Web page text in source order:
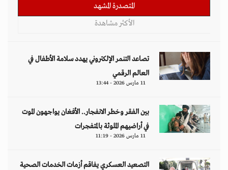
المتصدرة المشهد
الأكثر مشاهدة
تصاعد التنمر الإلكتروني يهدد سلامة الأطفال في
العالم الرقمي
11 مارس 2026 - 13:44
بين الفقر وخطر الانفجار.. الأفغان يواجهون الموت
في أراضيهم الملوثة بالمتفجرات
11 مارس 2026 - 11:19
التصعيد العسكري يفاقم أزمات الخدمات الصحية